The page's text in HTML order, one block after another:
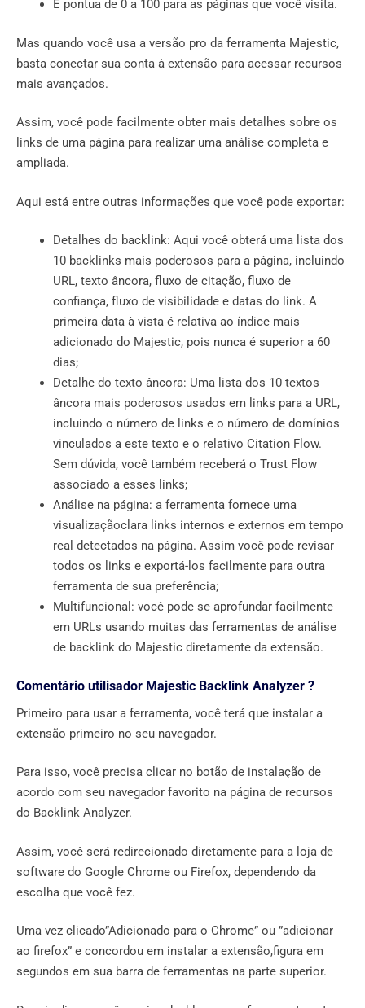
E pontua de 0 a 100 para as páginas que você visita.
Mas quando você usa a versão pro da ferramenta Majestic,
basta conectar sua conta à extensão para acessar recursos
mais avançados.
Assim, você pode facilmente obter mais detalhes sobre os
links de uma página para realizar uma análise completa e
ampliada.
Aqui está entre outras informações que você pode exportar:
Detalhes do backlink: Aqui você obterá uma lista dos
10 backlinks mais poderosos para a página, incluindo
URL, texto âncora, fluxo de citação, fluxo de
confiança, fluxo de visibilidade e datas do link. A
primeira data à vista é relativa ao índice mais
adicionado do Majestic, pois nunca é superior a 60
dias;
Detalhe do texto âncora: Uma lista dos 10 textos
âncora mais poderosos usados ​​em links para a URL,
incluindo o número de links e o número de domínios
vinculados a este texto e o relativo Citation Flow.
Sem dúvida, você também receberá o Trust Flow
associado a esses links;
Análise na página: a ferramenta fornece uma
visualizaçãoclara links internos e externos em tempo
real detectados na página. Assim você pode revisar
todos os links e exportá-los facilmente para outra
ferramenta de sua preferência;
Multifuncional: você pode se aprofundar facilmente
em URLs usando muitas das ferramentas de análise
de backlink do Majestic diretamente da extensão.
Comentário utilisador Majestic Backlink Analyzer ?
Primeiro para usar a ferramenta, você terá que instalar a
extensão primeiro no seu navegador.
Para isso, você precisa clicar no botão de instalação de
acordo com seu navegador favorito na página de recursos
do Backlink Analyzer.
Assim, você será redirecionado diretamente para a loja de
software do Google Chrome ou Firefox, dependendo da
escolha que você fez.
Uma vez clicado”Adicionado para o Chrome” ou ”adicionar
ao firefox” e concordou em instalar a extensão,figura em
segundos em sua barra de ferramentas na parte superior.